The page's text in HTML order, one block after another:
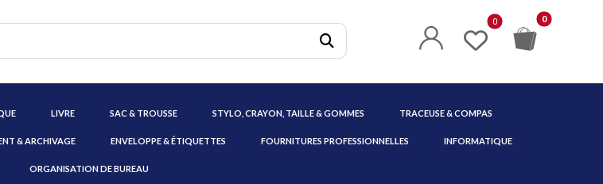
LIVRE SAC & TROUSSE STYLO, CRAYON, TAILLE & GOMMES TRACEUSE & COMPAS
& ARCHIVAGE ENVELOPPE & ÉTIQUETTES FOURNITURES PROFESSIONNELLES INFORMATIQUE
ORGANISATION DE BUREAU